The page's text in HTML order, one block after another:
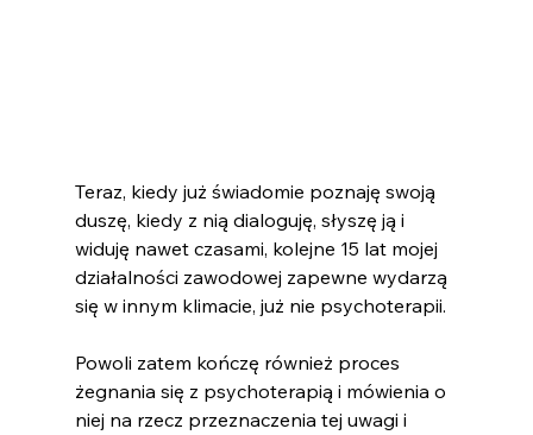
Teraz, kiedy już świadomie poznaję swoją
duszę, kiedy z nią dialoguję, słyszę ją i
widuję nawet czasami, kolejne 15 lat mojej
działalności zawodowej zapewne wydarzą
się w innym klimacie, już nie psychoterapii.
Powoli zatem kończę również proces
żegnania się z psychoterapią i mówienia o
niej na rzecz przeznaczenia tej uwagi i